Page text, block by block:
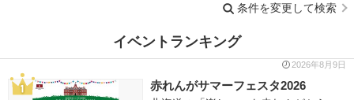
条件を変更して検索
イベントランキング
2026年8月9日
赤れんがサマーフェスタ2026